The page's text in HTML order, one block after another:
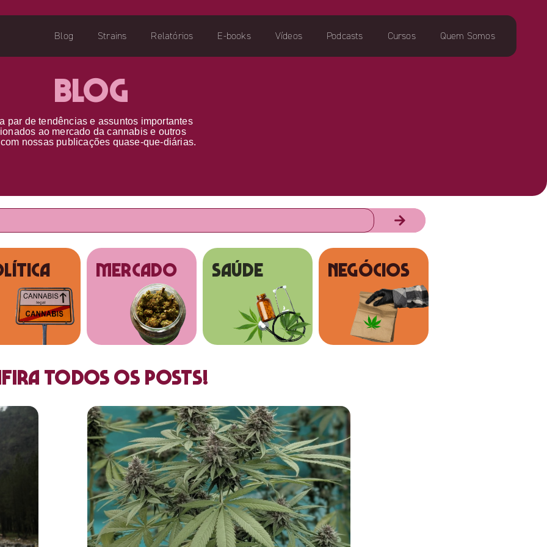
Blog Strains Relatórios E-books Vídeos Podcasts Cursos Quem Somos
Blog
par detendências e assuntos importantes
ao mercado da cannabis e outros
com nossas publicações quase-que-diárias.
MERCADO SAÚDE NEGÓCIOS
todos os posts!